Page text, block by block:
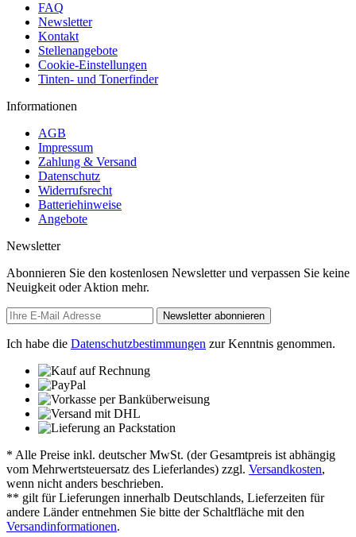
FAQ
Newsletter
Kontakt
Stellenangebote
Cookie-Einstellungen
Tinten- und Tonerfinder
Informationen
AGB
Impressum
Zahlung & Versand
Datenschutz
Widerrufsrecht
Batteriehinweise
Angebote
Newsletter
Abonnieren Sie den kostenlosen Newsletter und verpassen Sie keine
Neuigkeit oder Aktion mehr.
Newsletter abonnieren
Ich habe die Datenschutzbestimmungen zur Kenntnis genommen.
* Alle Preise inkl. deutscher MwSt. (der Gesamtpreis ist abhängig
vom Mehrwertsteuersatz des Lieferlandes) zzgl. Versandkosten,
wenn nicht anders beschrieben.
** gilt für Lieferungen innerhalb Deutschlands, Lieferzeiten für
andere Länder entnehmen Sie bitte der Schaltfläche mit den
Versandinformationen.